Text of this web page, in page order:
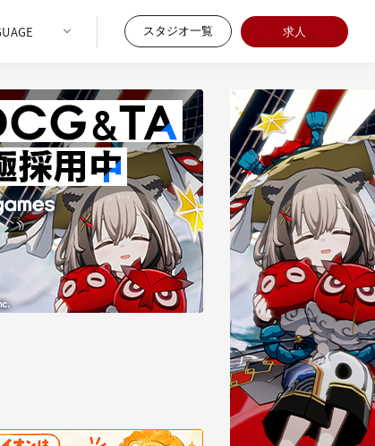
スタジオ一覧 求人